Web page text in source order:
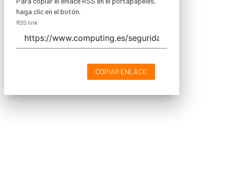
haga clic en el botón.
RSS link
COPIAR ENLACE